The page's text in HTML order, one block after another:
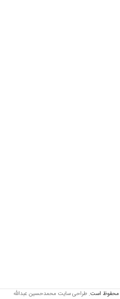
محفوظ است.طراحی سایت محمدحسین عبدالله